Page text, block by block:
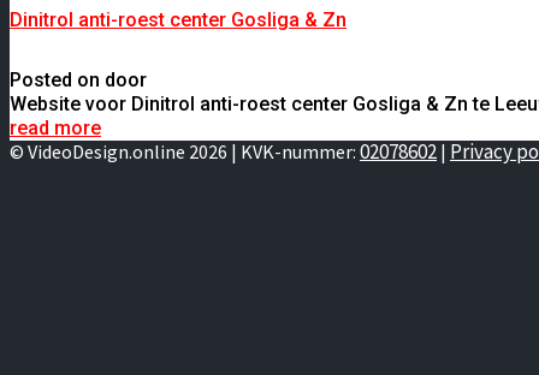
Dinitrol anti-roest center Gosliga & Zn
Posted on door
Website voor Dinitrol anti-roest center Gosliga & Zn te
read more
© VideoDesign.online 2026 | KVK-nummer: 02078602 | Privacy